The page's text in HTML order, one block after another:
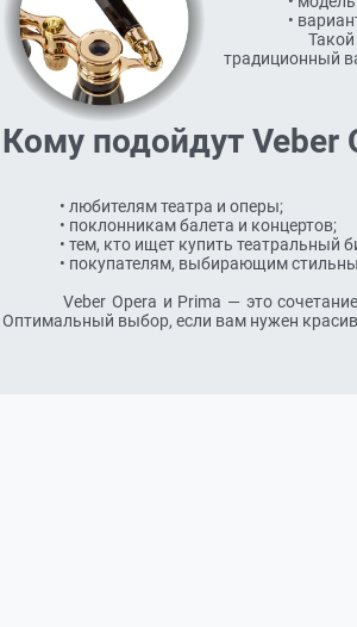
традиционный
Кому подойдут Veber
		Veber Opera и Prima — это сочетание классического увеличения 3x–4x, элегантного дизайна и удобства использования.
Оптимальный выбор, если вам нужен